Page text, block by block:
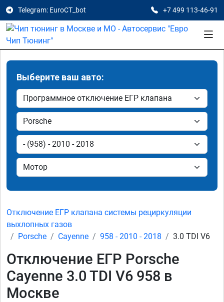
Telegram: EuroCT_bot +7 499 113-46-91
Выберите ваш авто:
Отключение ЕГР клапана системы рециркуляции
выхлопных газов
Porsche
Cayenne 958 - 2010 - 2018 3.0 TDI V6
Отключение ЕГР Porsche
Cayenne 3.0 TDI V6 958 в
Москве